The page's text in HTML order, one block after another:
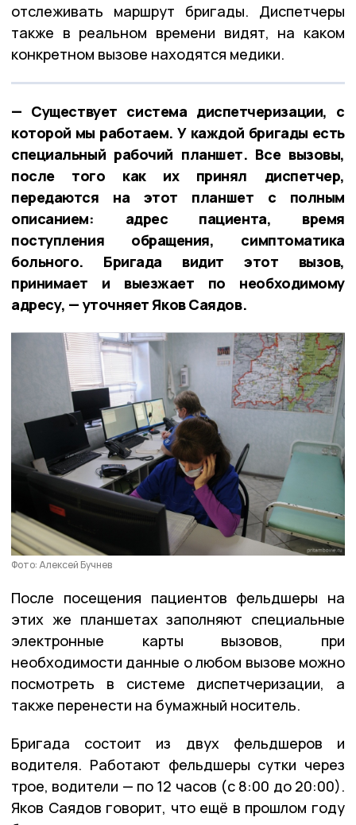
отслеживать маршрут бригады. Диспетчеры
также в реальном времени видят, на каком
конкретном вызове находятся медики.
— Существует система диспетчеризации, с
которой мы работаем. У каждой бригады есть
специальный рабочий планшет. Все вызовы,
после того как их принял диспетчер,
передаются на этот планшет с полным
описанием: адрес пациента, время
поступления обращения, симптоматика
больного. Бригада видит этот вызов,
принимает и выезжает по необходимому
адресу, — уточняет Яков Саядов.
Фото: Алексей Бучнев
После посещения пациентов фельдшеры на
этих же планшетах заполняют специальные
электронные карты вызовов, при
необходимости данные о любом вызове можно
посмотреть в системе диспетчеризации, а
также перенести на бумажный носитель.
Бригада состоит из двух фельдшеров и
водителя. Работают фельдшеры сутки через
трое, водители — по 12 часов (с 8:00 до 20:00).
Яков Саядов говорит, что ещё в прошлом году